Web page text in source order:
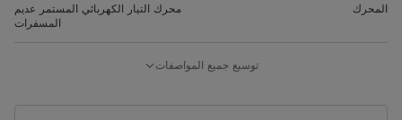
المحرك
محرك التيار الكهربائي المستمر عديم
المسفرات
توسيع جميع المواصفات